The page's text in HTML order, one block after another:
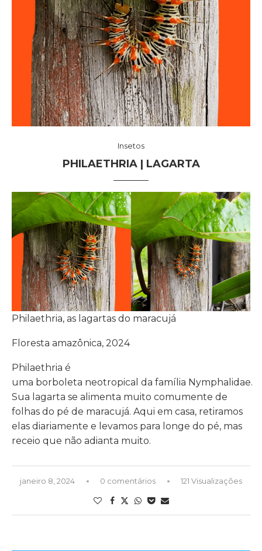
Insetos
PHILAETHRIA | LAGARTA
Philaethria, as lagartas do maracujá
Floresta amazônica, 2024
Philaethria é
uma borboleta neotropical da família Nymphalidae.
Sua lagarta se alimenta muito comumente de
folhas do pé de maracujá. Aqui em casa, retiramos
elas diariamente e levamos para longe do pé, mas
receio que não adianta muito.
janeiro 8, 2024 0 comentários 121 Visualizações